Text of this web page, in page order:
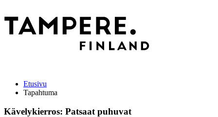
Etusivu
Tapahtuma
Kävelykierros: Patsaat puhuvat